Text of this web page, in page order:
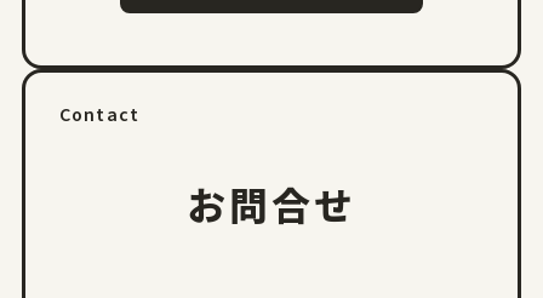
Contact
お問合せ